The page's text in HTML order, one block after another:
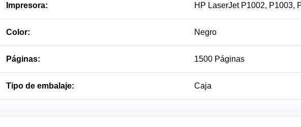
Impresora: HP LaserJet P1002, P1003,
Color: Negro
Páginas: 1500 Páginas
Tipo de embalaje: Caja